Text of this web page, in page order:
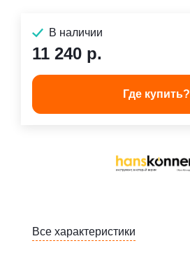
В наличии
11 240 р.
Где купить?
Все характеристики